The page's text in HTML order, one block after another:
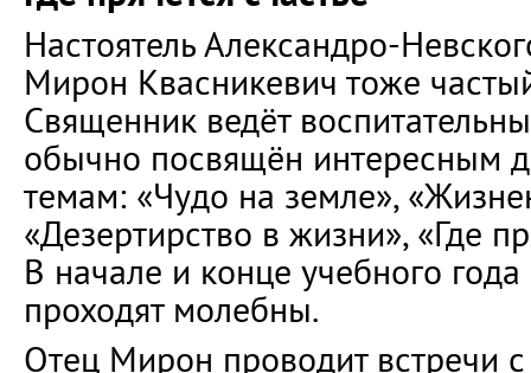
Настоятель Александро-
Мирон Квасникевич тоже
Священник ведёт
обычно посвящён интересным
темам: «Чудо на земле»,
«Дезертирство в жизни», «Где
В начале и конце учебного
проходят молебны.
Отец Мирон проводит встречи